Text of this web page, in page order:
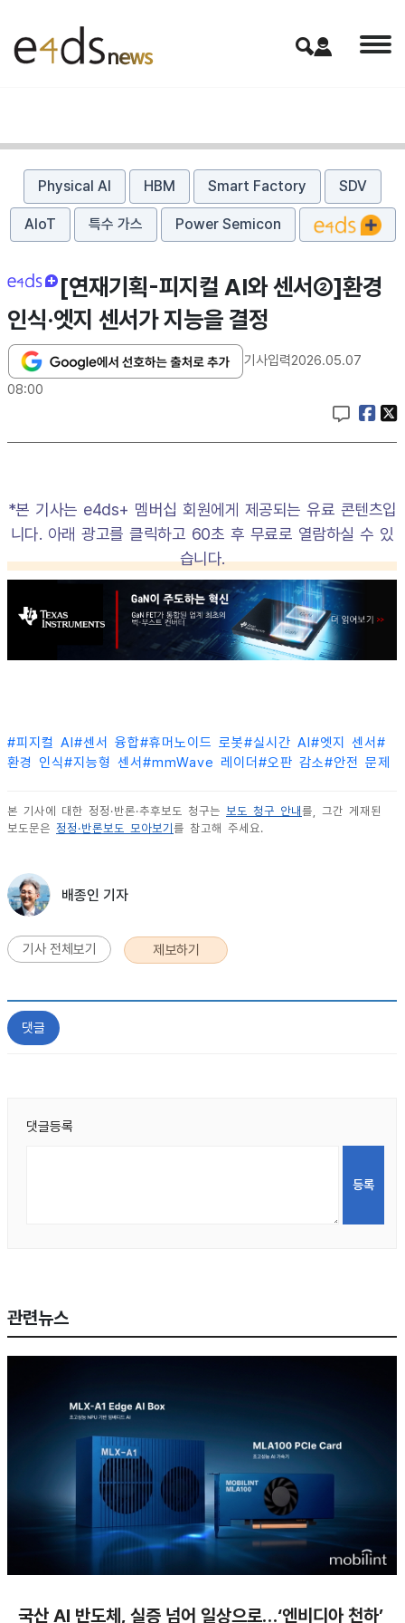
Physical AI HBM Smart Factory SDV
AIoT 특수 가스 Power Semicon
[연재기획-피지컬 AI와 센서②]환경
인식·엣지 센서가 지능을 결정
기사입력2026.05.07
08:00
*본 기사는 e4ds+ 멤버십 회원에게 제공되는 유료 콘텐츠입
니다. 아래 광고를 클릭하고 60초 후 무료로 열람하실 수 있
습니다.
#피지컬 AI#센서 융합#휴머노이드 로봇#실시간 AI#엣지 센서 #
환경 인식#지능형 센서 #mmWave 레이더 #오판 감소#안전 문제
본 기사에 대한 정정·반론·추후보도 청구는 보도 청구 안내 를, 그간 게재된
보도문은 정정·반론보도 모아보기 를 참고해 주세요.
배종인 기자
기사 전체보기 제보하기
댓글
댓글등록
관련뉴스
국산 AI 반도체, 실증 넘어 일상으로…‘엔비디아 천하’